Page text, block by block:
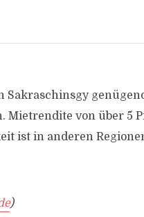
Sakraschinsgy
Mietrendite von über 5
ist in anderen
)